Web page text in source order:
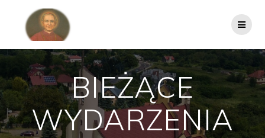
BIEŻĄCE
WYDARZENIA